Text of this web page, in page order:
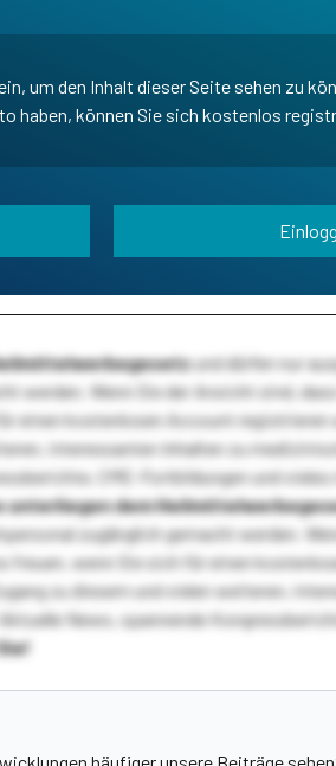
um den Inhalt dieser Seite sehen zu
haben, können Sie sich kostenlos
und dürfen nur
werden. Wenn Sie der Ansicht sind,
einen kostenlosen Account
interessanten Inhalten zu
CME-Fortbildungen und
unterliegen dem
zugänglich gemacht werden.
freuen, wenn Sie sich für einen
zu diesem und vielen weiteren,
News, spannende